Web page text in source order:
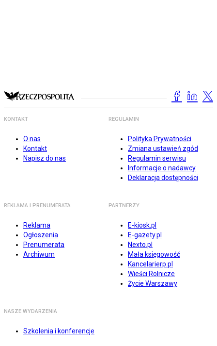
KONTAKT
O nas
Kontakt
Napisz do nas
REGULAMIN
Polityka Prywatności
Zmiana ustawień zgód
Regulamin serwisu
Informacje o nadawcy
Deklaracja dostępności
REKLAMA I PRENUMERATA
Reklama
Ogłoszenia
Prenumerata
Archiwum
PARTNERZY
E-kiosk.pl
E-gazety.pl
Nexto.pl
Mała księgowość
Kancelarierp.pl
Wieści Rolnicze
Życie Warszawy
NASZE WYDARZENIA
Szkolenia i konferencje